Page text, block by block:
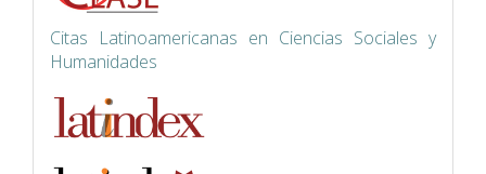
Citas Latinoamericanas en Ciencias Sociales y
Humanidades